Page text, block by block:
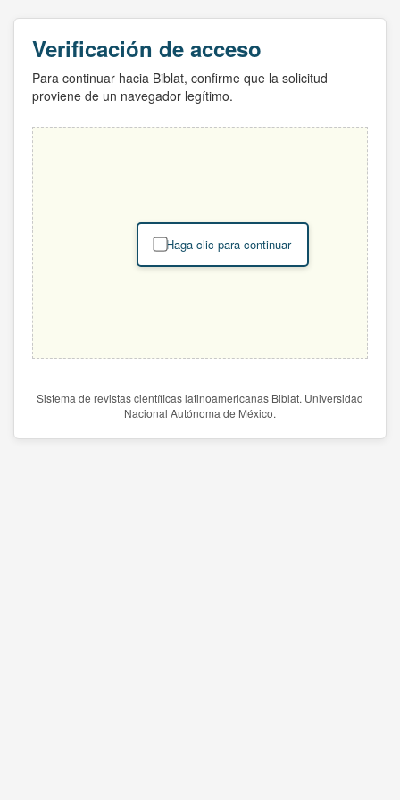
Verificación de acceso
Para continuar hacia Biblat, confirme que la solicitud
proviene de un navegador legítimo.
Haga clic para continuar
Sistema de revistas científicas latinoamericanas Biblat. Universidad
Nacional Autónoma de México.